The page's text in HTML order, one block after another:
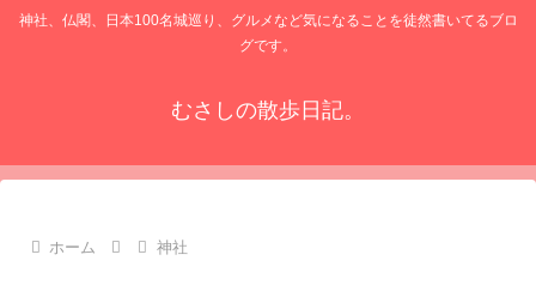
神社、仏閣、日本100名城巡り、グルメなど気になることを徒然書いてるブロ
グです。
むさしの散歩日記。
ホーム 神社